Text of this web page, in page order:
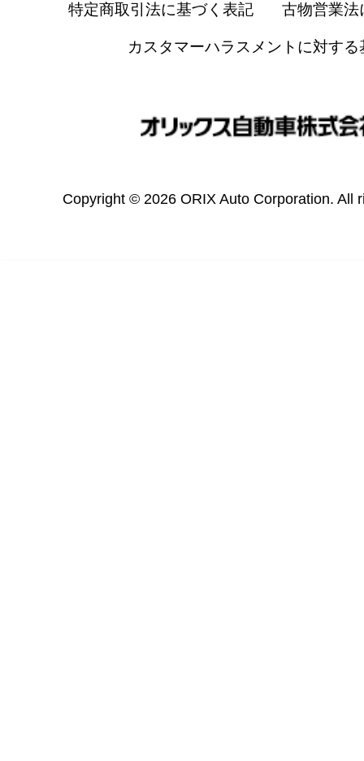
特定商取引法に基づく表記 古物営業法
カスタマーハラスメントに対する
Copyright © 2026 ORIX Auto Corporation. All